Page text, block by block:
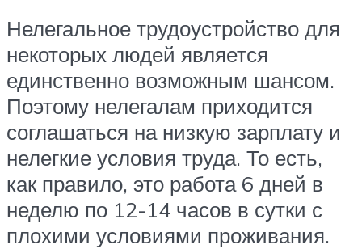
Нелегальное трудоустройство для
некоторых людей является
единственно возможным шансом.
Поэтому нелегалам приходится
соглашаться на низкую зарплату и
нелегкие условия труда. То есть,
как правило, это работа 6 дней в
неделю по 12-14 часов в сутки с
плохими условиями проживания.